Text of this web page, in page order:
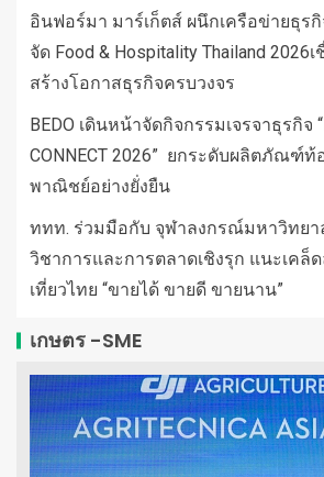
อินฟอร์มา มาร์เก็ตส์ ผนึกเครือข่ายธุร
จัด Food & Hospitality Thailand 2026
สร้างโอกาสธุรกิจครบวงจร
BEDO เดินหน้าจัดกิจกรรมเจรจาธุรกิจ
CONNECT 2026” ยกระดับผลิตภัณฑ์ท้
พาณิชย์อย่างยั่งยืน
ททท. ร่วมมือกับ จุฬาลงกรณ์มหาวิทยา
วิชาการและการตลาดเชิงรุก แนะเคล็
เที่ยวไทย “ขายได้ ขายดี ขายนาน”
เกษตร -SME